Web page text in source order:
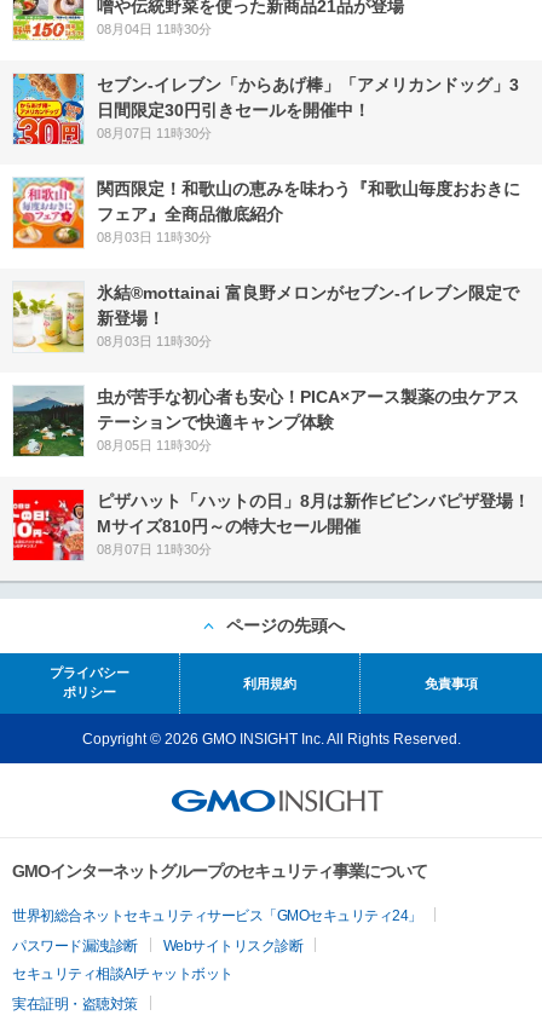
噌や伝統野菜を使った新商品21品が登場
08月04日 11時30分
セブン‐イレブン「からあげ棒」「アメリカンドッグ」3
日間限定30円引きセールを開催中！
08月07日 11時30分
関西限定！和歌山の恵みを味わう『和歌山毎度おおきに
フェア』全商品徹底紹介
08月03日 11時30分
氷結®mottainai 富良野メロンがセブン‐イレブン限定で
新登場！
08月03日 11時30分
虫が苦手な初心者も安心！PICA×アース製薬の虫ケアス
テーションで快適キャンプ体験
08月05日 11時30分
ピザハット「ハットの日」8月は新作ビビンバピザ登場！
Mサイズ810円～の特大セール開催
08月07日 11時30分
ページの先頭へ
プライバシー
ポリシー
利用規約 免責事項
Copyright © 2026 GMO INSIGHT Inc. All Rights Reserved.
GMOインターネットグループのセキュリティ事業について
世界初総合ネットセキュリティサービス「GMOセキュリティ24」
パスワード漏洩診断
Webサイトリスク診断
セキュリティ相談AIチャットボット
実在証明・盗聴対策